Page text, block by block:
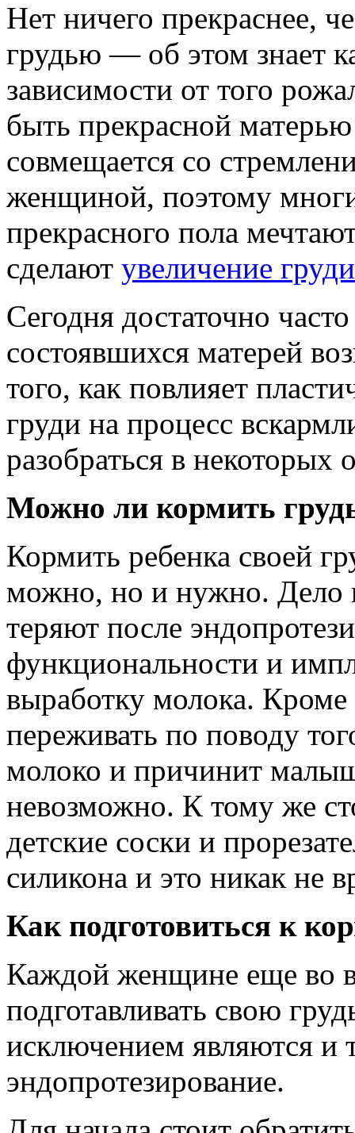
Нет ничего прекраснее,
грудью — об этом знает
зависимости от того
быть прекрасной
совмещается со
женщиной, поэтому
прекрасного пола
сделают увеличение
Сегодня достаточно
состоявшихся матерей
того, как повлияет
груди на процесс
разобраться в
Можно ли кормить
Кормить ребенка своей
можно, но и нужно. Дело
теряют после
функциональности и
выработку молока.
переживать по поводу
молоко и причинит
невозможно. К тому же
детские соски и
силикона и это никак не
Как подготовиться к
Каждой женщине еще во
подготавливать свою
исключением являются
эндопротезирование.